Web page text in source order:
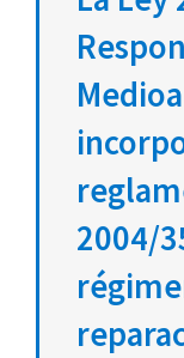
2004/